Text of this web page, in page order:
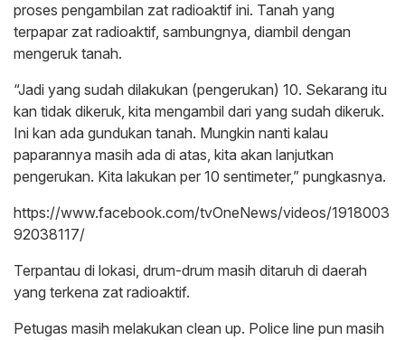
proses pengambilan zat radioaktif ini. Tanah yang
terpapar zat radioaktif, sambungnya, diambil dengan
mengeruk tanah.
“Jadi yang sudah dilakukan (pengerukan) 10. Sekarang itu
kan tidak dikeruk, kita mengambil dari yang sudah dikeruk.
Ini kan ada gundukan tanah. Mungkin nanti kalau
paparannya masih ada di atas, kita akan lanjutkan
pengerukan. Kita lakukan per 10 sentimeter,” pungkasnya.
https://www.facebook.com/tvOneNews/videos/1918003
92038117/
Terpantau di lokasi, drum-drum masih ditaruh di daerah
yang terkena zat radioaktif.
Petugas masih melakukan clean up. Police line pun masih